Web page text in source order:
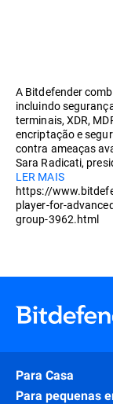
A Bitdefender
incluindo
terminais, XDR,
encriptação e
contra ameaças
Sara Radicati,
LER MAIS
https://
player-for-
group-3962.html
Para Casa
Para pequenas